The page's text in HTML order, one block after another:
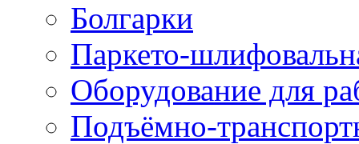
Болгарки
Паркето-
Оборудование для
Подъёмно-